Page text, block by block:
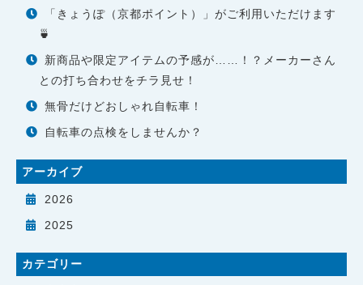
「きょうぽ（京都ポイント）」がご利用いただけます
🍵
新商品や限定アイテムの予感が……！？メーカーさん
との打ち合わせをチラ見せ！
無骨だけどおしゃれ自転車！
自転車の点検をしませんか？
アーカイブ
2026
2025
カテゴリー